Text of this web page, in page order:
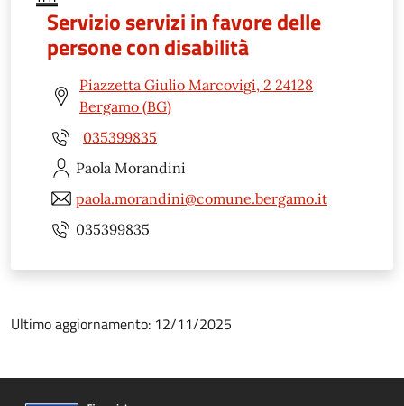
Servizio servizi in favore delle
persone con disabilità
Piazzetta Giulio Marcovigi, 2 24128
Bergamo (BG)
035399835
Paola Morandini
paola.morandini@comune.bergamo.it
035399835
Ultimo aggiornamento: 12/11/2025